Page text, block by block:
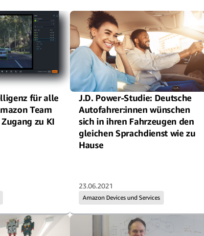
für alle
Team
zu KI
J.D. Power-Studie: Deutsche
Autofahrer:innen wünschen
sich in ihren Fahrzeugen den
gleichen Sprachdienst wie zu
Hause
Amazon Devices und Services
23.06.2021